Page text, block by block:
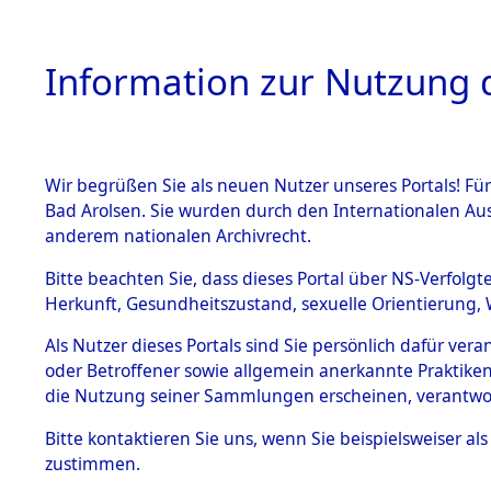
HOME
BESTÄNDE
Inhaftierungsdoku
mente
5. Verschiedenes
Todesmärsche
5.3.1 Alliierte
Information zur Nutzung
Wir begrüßen Sie als neuen Nutzer unseres Portals!
Bad Arolsen. Sie wurden durch den Internationalen
anderem nationalen Archivrecht.
Bitte beachten Sie, dass dieses Portal über NS-
Herkunft, Gesundheitszustand, sexuelle
Als Nutzer dieses Portals sind Sie persönlich dafür
oder Betroffener sowie allgemein anerkannte
die Nutzung seiner Sammlungen erscheinen,
Bitte kontaktieren Sie uns, wenn Sie beispielsweiser
zustimmen.